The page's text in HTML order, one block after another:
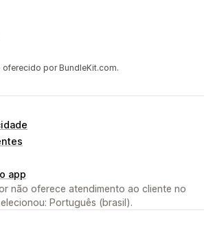
por BundleKit.com.
app
não oferece atendimento ao cliente no
Português (brasil).